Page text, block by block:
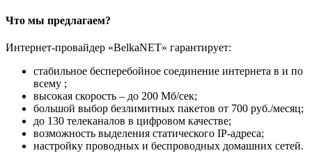
Что мы предлагаем?
Интернет-провайдер «BelkaNET» гарантирует:
стабильное бесперебойное соединение интернета в и по
всему ;
высокая скорость – до 200 Мб/сек;
большой выбор безлимитных пакетов от 700 руб./месяц;
до 130 телеканалов в цифровом качестве;
возможность выделения статического IP-адреса;
настройку проводных и беспроводных домашних сетей.